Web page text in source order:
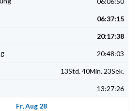
06:37:15
20:17:38
20:48:03
13Std. 40Min. 23Sek.
13:27:26
Fr, Aug 28